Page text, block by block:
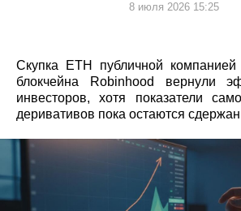
8 июля 2026 15:25
Скупка ETH публичной
блокчейна Robinhood вернули
инвесторов, хотя показатели
деривативов пока остаются